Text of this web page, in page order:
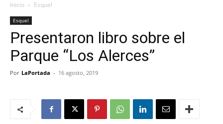
Portada
Inicio Esquel
Esquel
Presentaron libro sobre el
Parque “Los Alerces”
Por LaPortada - 16 agosto, 2019